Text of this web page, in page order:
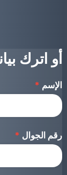
أو اترك
الإسم *
رقم الجوال *